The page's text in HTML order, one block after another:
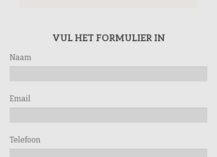
VUL HET FORMULIER IN
Naam
Email
Telefoon